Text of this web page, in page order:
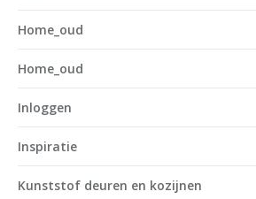
Home_oud
Home_oud
Inloggen
Inspiratie
Kunststof deuren en kozijnen